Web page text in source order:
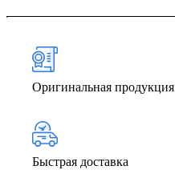
Оригинальная продукция
Быстрая доставка